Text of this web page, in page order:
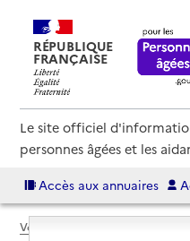
RÉPUBLIQUE
FRANÇAISE
Le site officiel
personnes âgées et les
Accès aux annuaires
Voir le fil d’Ariane